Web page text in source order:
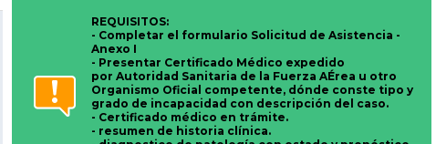
REQUISITOS:
- Completar el formulario Solicitud de Asistencia -
Anexo I
- Presentar Certificado Médico expedido
por Autoridad Sanitaria de la Fuerza AÉrea u otro
Organismo Oficial competente, dónde conste tipo y
grado de incapacidad con descripción del caso.
- Certificado médico en trámite.
- resumen de historia clínica.